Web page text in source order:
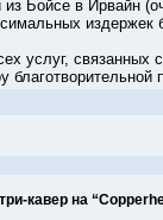
Бойсе в Ирвайн
связанных с
кавер на